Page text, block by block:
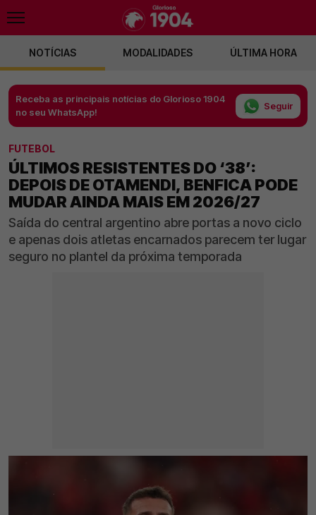
NOTÍCIAS MODALIDADES ÚLTIMA HORA
Receba as principais notícias do Glorioso 1904
no seu WhatsApp!
Seguir
FUTEBOL
ÚLTIMOS RESISTENTES DO ‘38’:
DEPOIS DE OTAMENDI, BENFICA PODE
MUDAR AINDA MAIS EM 2026/27
Saída do central argentino abre portas a novo ciclo
e apenas dois atletas encarnados parecem ter lugar
seguro no plantel da próxima temporada